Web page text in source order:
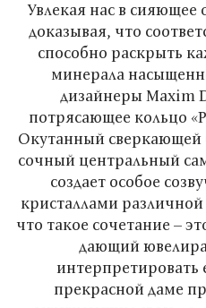
Увлекая нас в сияющее
доказывая, что
способно раскрыть
минерала
дизайнеры Maxim
потрясающее кольцо
Окутанный
сочный центральный
создает особое
кристаллами
что такое сочетание –
дающий
интерпретировать
прекрасной даме